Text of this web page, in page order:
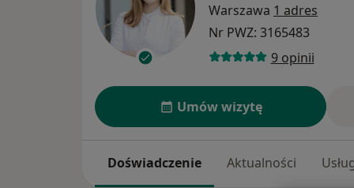
Warszawa 1 adres
Nr PWZ: 3165483
9 opinii
Umów wizytę
Doświadczenie Aktualności